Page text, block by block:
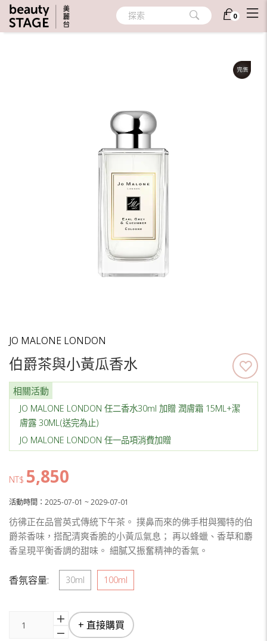
探索 0
首頁/ 香氛 / 隨身香氛
JO MALONE LONDON
伯爵茶與小黃瓜香水
相關活動
JO MALONE LONDON 任二香水30ml 加贈 潤膚霜 15ML+潔
膚露 30ML(送完為止)
JO MALONE LONDON 任一品項消費加贈
NT$ 5,850
活動時間：2025-07-01 ~ 2029-07-01
彷彿正在品嘗英式傳統下午茶。 撲鼻而來的佛手柑與獨特的伯
爵茶香味，搭配清爽香脆的小黃瓜氣息； 再以蜂蠟、香草和麝
香呈現平衡香調的甜味。 細膩又振奮精神的香氣。
香氛容量: 30ml 100ml
+ 直接購買